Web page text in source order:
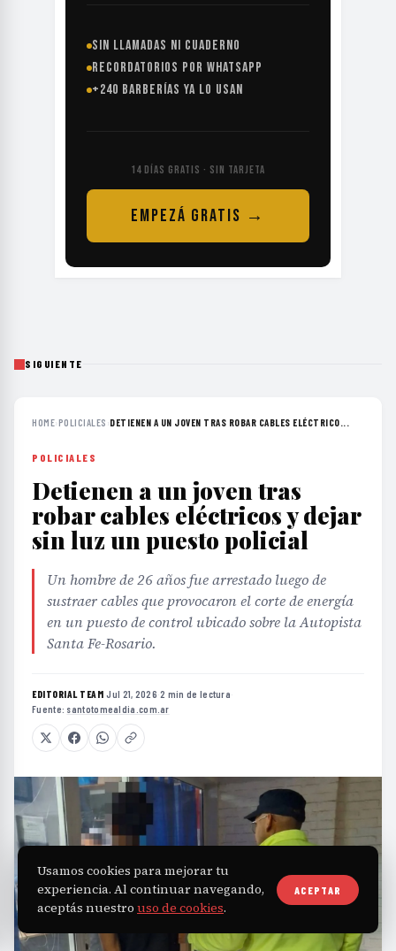
SIN LLAMADAS NI CUADERNO
RECORDATORIOS POR WHATSAPP
+240 BARBERÍAS YA LO USAN
14 DÍAS GRATIS · SIN TARJETA
EMPEZÁ GRATIS →
SIGUIENTE
HOME›POLICIALES ›DETIENEN A UN JOVEN TRAS ROBAR CABLES ELÉCTRICO...
POLICIALES
Detienen a un joven tras
robar cables eléctricos y dejar
sin luz un puesto policial
Un hombre de 26 años fue arrestado luego de
sustraer cables que provocaron el corte de energía
en un puesto de control ubicado sobre la Autopista
Santa Fe-Rosario.
EDITORIAL TEAM·Jul 21, 2026·2 min de lectura·
Fuente: santotomealdia.com.ar
Usamos cookies para mejorar tu
experiencia. Al continuar navegando,
aceptás nuestro uso de cookies.
ACEPTAR